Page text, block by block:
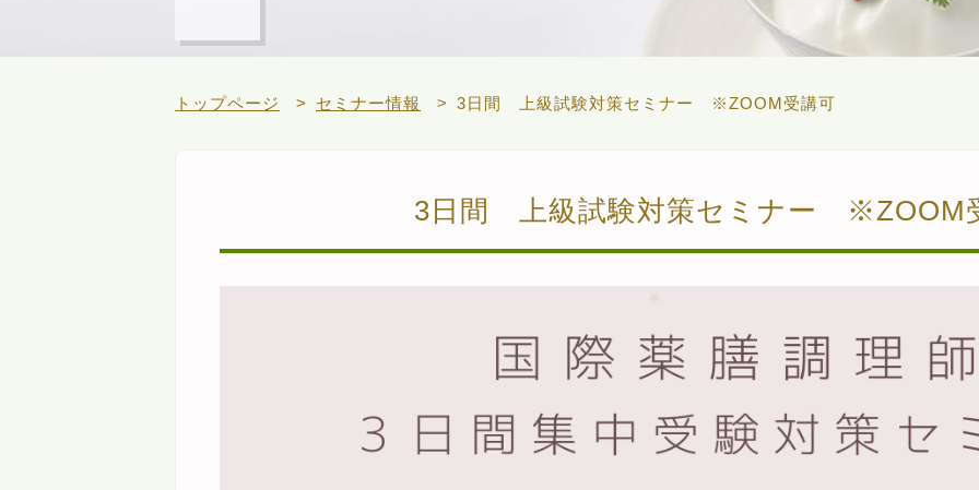
トップページ セミナー情報 3日間 上級試験対策セミナー ※ZOOM受講可
3日間 上級試験対策セミナー ※ZOOM